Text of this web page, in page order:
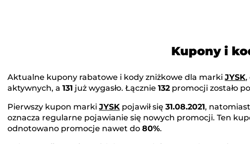
Kupony i
Aktualne kupony rabatowe i kody zniżkowe dla marki JYSK,
aktywnych, a 131 już wygasło. Łącznie 132 promocji zostało
Pierwszy kupon marki JYSK pojawił się 31.08.2021,
oznacza regularne pojawianie się nowych promocji. Ten
odnotowano promocje nawet do 80%.